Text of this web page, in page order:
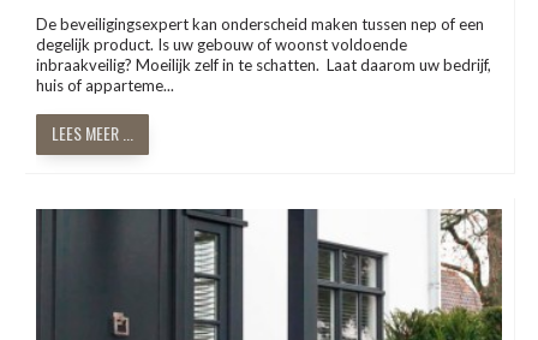
De beveiligingsexpert kan onderscheid maken tussen nep of een
degelijk product. Is uw gebouw of woonst voldoende
inbraakveilig? Moeilijk zelf in te schatten. Laat daarom uw bedrijf,
huis of apparteme...
LEES MEER ...